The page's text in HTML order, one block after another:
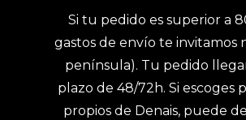
Si tu pedido es superior a
gastos de envío te invitamos
península). Tu pedido
plazo de 48/72h. Si escoges
propios de Denais, puede